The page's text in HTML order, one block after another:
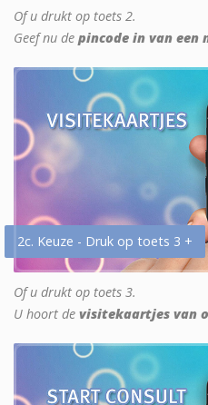
Of u drukt op toets 2.
Geef nu de pincode in van een
2c. Keuze - Druk op toets 3 +
Of u drukt op toets 3.
U hoort de visitekaartjes van